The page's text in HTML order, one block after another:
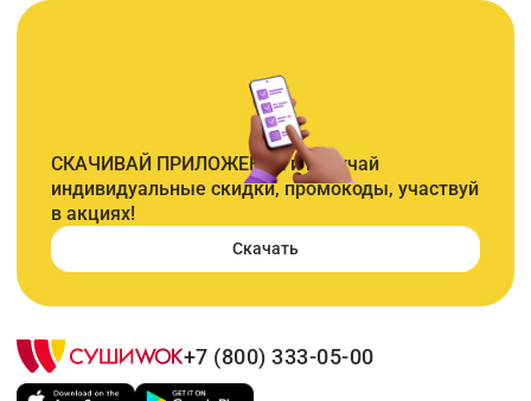
СКАЧИВАЙ ПРИЛОЖЕНИЕ и получай
индивидуальные скидки, промокоды, участвуй
в акциях!
Скачать
+7 (800) 333-05-00